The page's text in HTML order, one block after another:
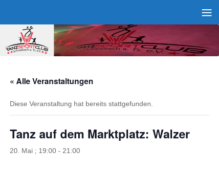
« Alle Veranstaltungen
Diese Veranstaltung hat bereits stattgefunden.
Tanz auf dem Marktplatz: Walzer
20. Mai ; 19:00 - 21:00